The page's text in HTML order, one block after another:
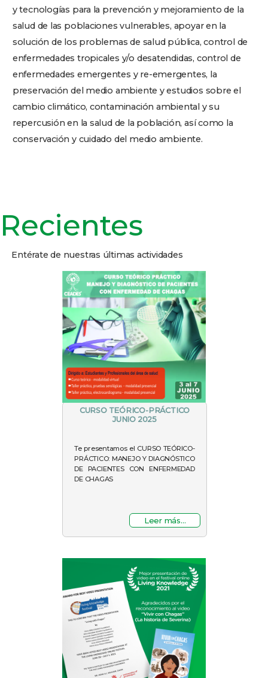
y tecnologías para la prevención y mejoramiento de la
salud de las poblaciones vulnerables, apoyar en la
solución de los problemas de salud pública, control de
enfermedades tropicales y/o desatendidas, control de
enfermedades emergentes y re-emergentes, la
preservación del medio ambiente y estudios sobre el
cambio climático, contaminación ambiental y su
repercusión en la salud de la población, así como la
conservación y cuidado del medio ambiente.
Recientes
Entérate de nuestras últimas actividades
CURSO TEÓRICO-PRÁCTICO
JUNIO 2025
Te presentamos el CURSO TEÓRICO-
PRÁCTICO: MANEJO Y DIAGNÓSTICO
DE PACIENTES CON ENFERMEDAD
DE CHAGAS
Leer más...